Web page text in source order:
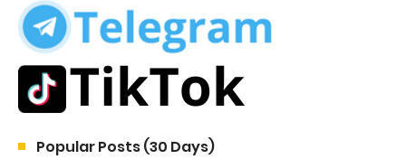
Popular Posts (30 Days)